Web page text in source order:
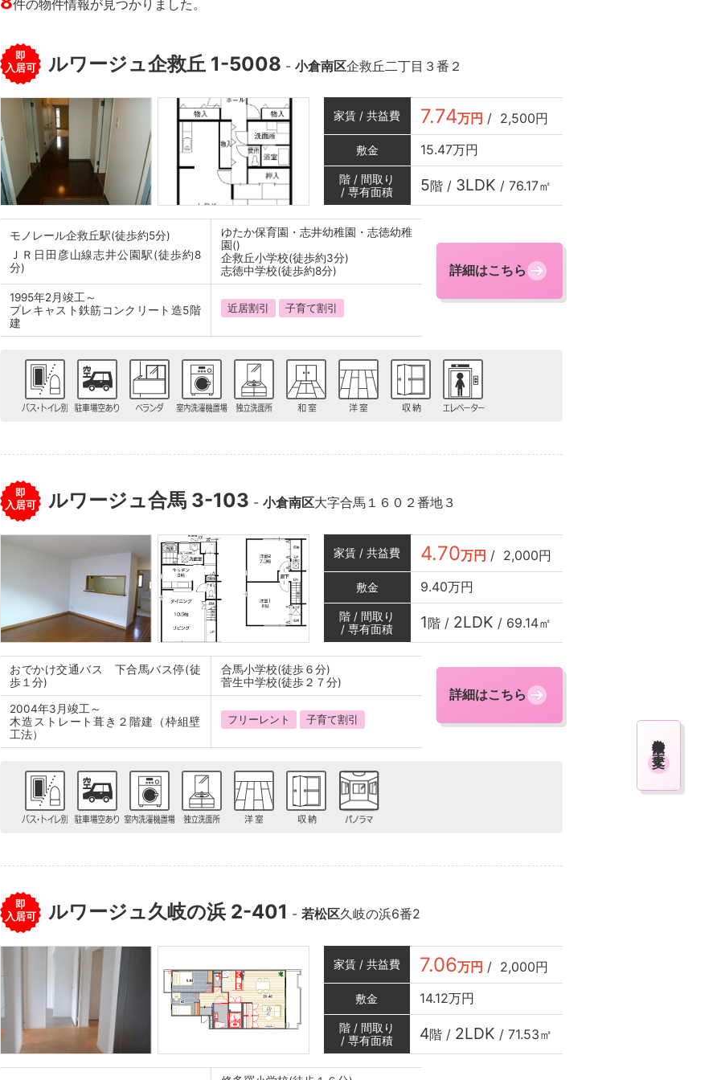
検索条件を変更
件の物件情報が見つかりました。
即
入居可
ルワージュ企救丘 1-5008 - 小倉南区企救丘二丁目３番２
家賃 / 共益費 7.74万円 / 2,500円
敷金 15.47万円
階 / 間取り
/ 専有面積
5階 / 3LDK / 76.17㎡
モノレール企救丘駅(徒歩約5分)
ＪＲ日田彦山線志井公園駅(徒歩約8
分)
ゆたか保育園・志井幼稚園・志徳幼稚
園()
企救丘小学校(徒歩約3分)
志徳中学校(徒歩約8分)
1995年2月竣工～
プレキャスト鉄筋コンクリート造5階
建
近居割引 子育て割引
詳細はこちら
即
入居可
ルワージュ合馬 3-103 - 小倉南区大字合馬１６０２番地３
家賃 / 共益費 4.70万円 / 2,000円
敷金 9.40万円
階 / 間取り
/ 専有面積
1階 / 2LDK / 69.14㎡
おでかけ交通バス 下合馬バス停(徒
歩１分)
合馬小学校(徒歩６分)
菅生中学校(徒歩２７分)
2004年3月竣工～
木造ストレート葺き２階建（枠組壁
工法）
フリーレント 子育て割引
詳細はこちら
即
入居可
ルワージュ久岐の浜 2-401 - 若松区久岐の浜6番2
家賃 / 共益費 7.06万円 / 2,000円
敷金 14.12万円
階 / 間取り
/ 専有面積
4階 / 2LDK / 71.53㎡